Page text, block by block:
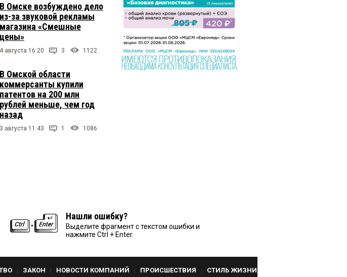
В Омске возбуждено дело
из-за звуковой рекламы
магазина «Смешные
цены»
4 августа 16:20 3 1122
В Омской области
коммерсанты купили
патентов на 200 млн
рублей меньше, чем год
назад
3 августа 11:43 1 1086
Нашли ошибку?
Выделите фрагмент с текстом ошибки и
нажмите Ctrl + Enter.
ЗАКОН НОВОСТИ КОМПАНИЙ ПРОИСШЕСТВИЯ СТИЛЬ ЖИЗНИ